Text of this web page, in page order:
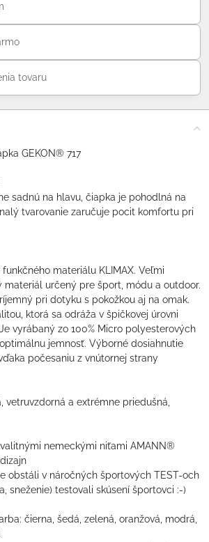
tovaru
GEKON® 717
sadnú na hlavu, čiapka je pohodlná na
tvarovanie zaručuje pocit komfortu pri
materiálu KLIMAX. Veľmi
materiál určený pre šport, módu a outdoor.
pri dotyku s pokožkou aj na omak.
ktorá sa odráža v špičkovej úrovni
vyrábaný zo 100% Micro polyesterových
jemnosť. Výborné dosiahnutie
počesaniu z vnútornej strany
vetruvzdorná a extrémne priedušná,
nemeckými niťami AMANN®
obstáli v náročných športových TEST-och
sneženie) testovali skúsení športovci :-)
čierna, šedá, zelená, oranžová, modrá,